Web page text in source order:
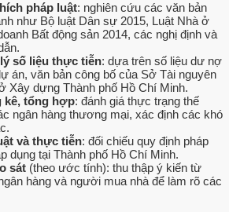
pháp luật: nghiên cứu các văn bản
như Bộ luật Dân sự 2015, Luật Nhà ở
Bất động sản 2014, các nghị định và
số liệu thực tiễn: dựa trên số liệu dư nợ
án, văn bản công bố của Sở Tài nguyên
Xây dựng Thành phố Hồ Chí Minh.
kê, tổng hợp: đánh giá thực trạng thế
ngân hàng thương mại, xác định các khó
và thực tiễn: đối chiếu quy định pháp
dụng tại Thành phố Hồ Chí Minh.
sát (theo ước tính): thu thập ý kiến từ
hàng và người mua nhà để làm rõ các